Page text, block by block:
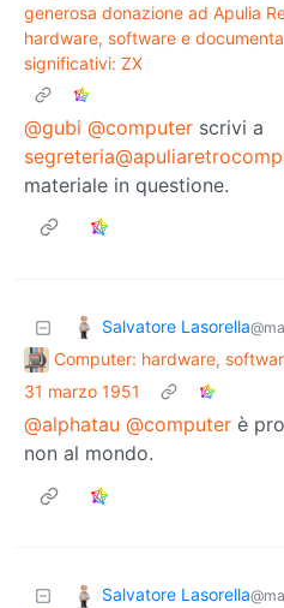
generosa donazione ad Apulia
hardware, software e
significativi: ZX
@gubi @computer scrivi a
materiale in questione.
Salvatore Lasorella
Computer: hardware,
31 marzo 1951
@alphatau @computer è
non al mondo.
Salvatore Lasorella